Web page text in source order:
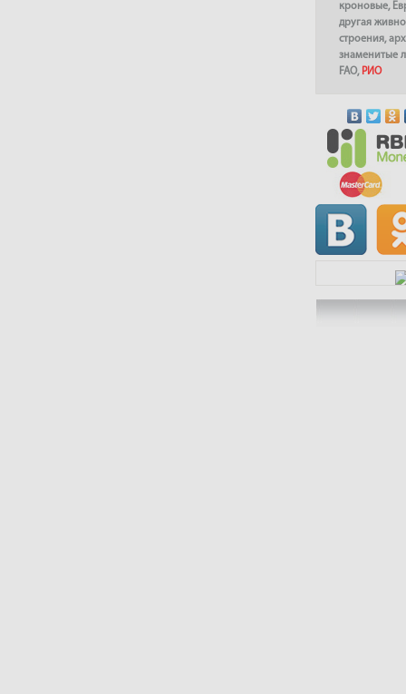
кроновые,
другая
строения,
знаменитые
FAO, РИО